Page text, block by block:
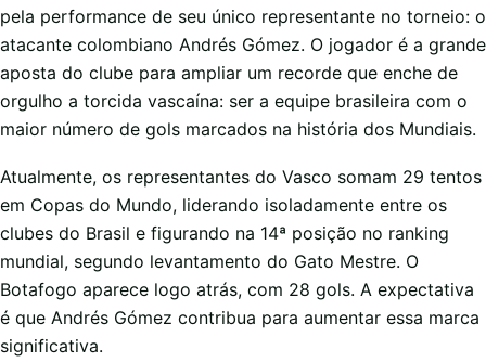
pela performance de seu único representante no torneio: o
atacante colombiano Andrés Gómez. O jogador é a grande
aposta do clube para ampliar um recorde que enche de
orgulho a torcida vascaína: ser a equipe brasileira com o
maior número de gols marcados na história dos Mundiais.
Atualmente, os representantes do Vasco somam 29 tentos
em Copas do Mundo, liderando isoladamente entre os
clubes do Brasil e figurando na 14ª posição no ranking
mundial, segundo levantamento do Gato Mestre. O
Botafogo aparece logo atrás, com 28 gols. A expectativa
é que Andrés Gómez contribua para aumentar essa marca
significativa.